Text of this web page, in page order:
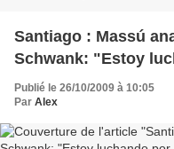
Santiago : Massú
Schwank: "Estoy
Publié le 26/10/2009 à 10:05
Par Alex